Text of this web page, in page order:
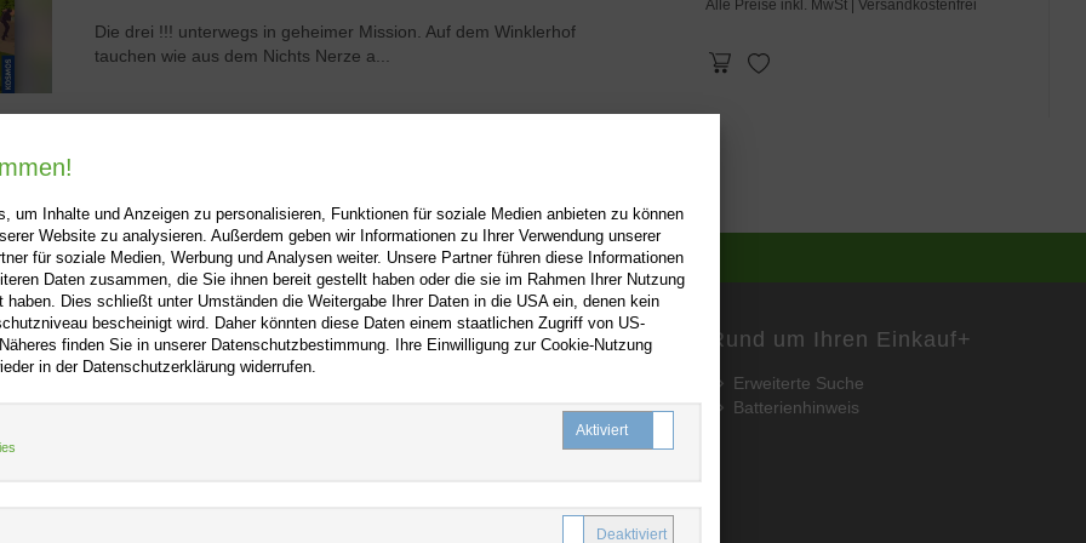
Die drei !!! unterwegs in geheimer Mission. Auf dem Winklerhof
tauchen wie aus dem Nichts Nerze a...
Alle Preise inkl. MwSt | Versandkostenfrei
+ Hilfe+ Rund um Ihren Einkauf+
Erweiterte Suche
Batterienhinweis
um Inhalte und Anzeigen zu personalisieren, Funktionen für soziale Medien anbieten zu können
Website zu analysieren. Außerdem geben wir Informationen zu Ihrer Verwendung unserer
für soziale Medien, Werbung und Analysen weiter. Unsere Partner führen diese Informationen
Daten zusammen, die Sie ihnen bereit gestellt haben oder die sie im Rahmen Ihrer Nutzung
haben. Dies schließt unter Umständen die Weitergabe Ihrer Daten in die USA ein, denen kein
bescheinigt wird. Daher könnten diese Daten einem staatlichen Zugriff von US-
finden Sie in unserer Datenschutzbestimmung. Ihre Einwilligung zur Cookie-Nutzung
in der Datenschutzerklärung widerrufen.